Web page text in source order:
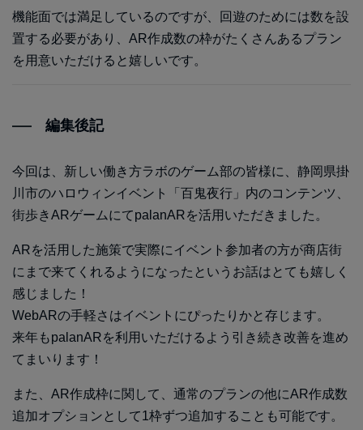
機能面では満足しているのですが、回遊のためには数を設
置する必要があり、AR作成数の枠がたくさんあるプラン
を用意いただけると嬉しいです。
編集後記
今回は、新しい働き方ラボのゲーム部の皆様に、静岡県掛
川市のハロウィンイベント「百鬼夜行」内のコンテンツ、
街歩きARゲームにてpalanARを活用いただきました。
ARを活用した施策で実際にイベント参加者の方が商店街
にまで来てくれるようになったというお話はとても嬉しく
感じました！
WebARの手軽さはイベントにぴったりかと存じます。
来年もpalanARを利用いただけるよう引き続き改善を進め
てまいります！
また、AR作成枠に関して、通常のプランの他にAR作成数
追加オプションとして1枠ずつ追加することも可能です。